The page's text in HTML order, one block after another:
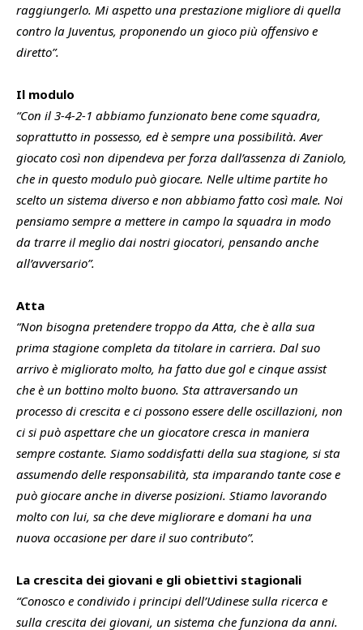
raggiungerlo. Mi aspetto una prestazione migliore di quella
contro la Juventus, proponendo un gioco più offensivo e
diretto”.
Il modulo
“Con il 3-4-2-1 abbiamo funzionato bene come squadra,
soprattutto in possesso, ed è sempre una possibilità. Aver
giocato così non dipendeva per forza dall’assenza di Zaniolo,
che in questo modulo può giocare. Nelle ultime partite ho
scelto un sistema diverso e non abbiamo fatto così male. Noi
pensiamo sempre a mettere in campo la squadra in modo
da trarre il meglio dai nostri giocatori, pensando anche
all’avversario”.
Atta
“Non bisogna pretendere troppo da Atta, che è alla sua
prima stagione completa da titolare in carriera. Dal suo
arrivo è migliorato molto, ha fatto due gol e cinque assist
che è un bottino molto buono. Sta attraversando un
processo di crescita e ci possono essere delle oscillazioni, non
ci si può aspettare che un giocatore cresca in maniera
sempre costante. Siamo soddisfatti della sua stagione, si sta
assumendo delle responsabilità, sta imparando tante cose e
può giocare anche in diverse posizioni. Stiamo lavorando
molto con lui, sa che deve migliorare e domani ha una
nuova occasione per dare il suo contributo”.
La crescita dei giovani e gli obiettivi stagionali
“Conosco e condivido i principi dell’Udinese sulla ricerca e
sulla crescita dei giovani, un sistema che funziona da anni.